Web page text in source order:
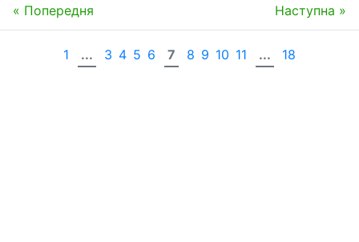
« Попередня Наступна »
1 ... 3 4 5 6 7 8 9 10 11 ... 18